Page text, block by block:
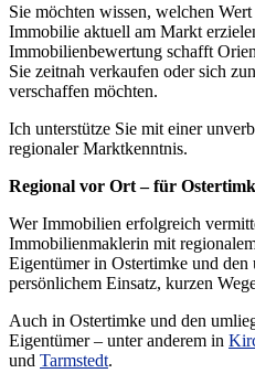
Sie möchten wissen, welchen
Immobilie aktuell am Markt
Immobilienbewertung schafft
Sie zeitnah verkaufen oder sich
verschaffen möchten.
Ich unterstütze Sie mit einer
regionaler Marktkenntnis.
Regional vor Ort – für
Wer Immobilien erfolgreich
Immobilienmaklerin mit
Eigentümer in Ostertimke und
persönlichem Einsatz, kurzen
Auch in Ostertimke und den
Eigentümer – unter anderem in
und Tarmstedt.